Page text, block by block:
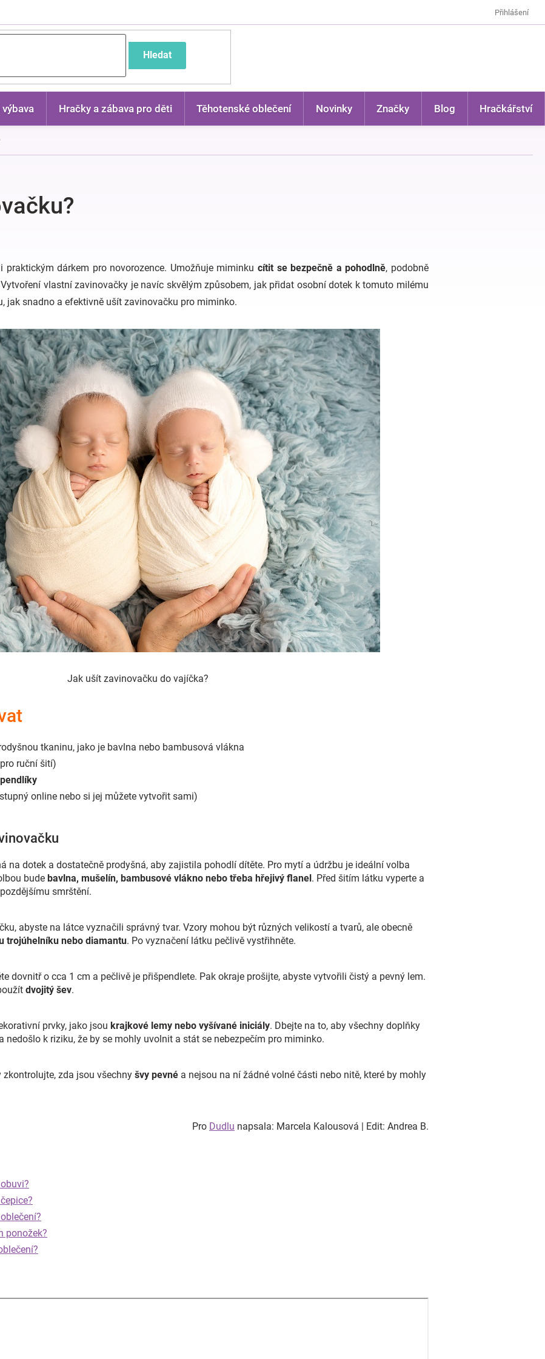
Přihlášení
Hledat
Hračky a zábava pro děti Těhotenské oblečení Novinky Značky Blog Hračkářství
praktickým dárkem pro novorozence. Umožňuje miminkucítit se bezpečně a pohodlně, podobně
vlastní zavinovačky je navíc skvělým způsobem, jak přidat osobní dotek k tomuto milému
jak snadno a efektivně ušít zavinovačku pro miminko.
Jak ušít zavinovačku do vajíčka?
tkaninu, jako je bavlna nebo bambusová vlákna
ruční šití)
online nebo si jej můžete vytvořit sami)
na dotek a dostatečně prodyšná, aby zajistila pohodlí dítěte. Pro mytí a údržbu je ideální volba
bude bavlna, mušelín, bambusové vlákno nebo třeba hřejivý flanel. Před šitím látku vyperte a
smrštění.
abyste na látce vyznačili správný tvar. Vzory mohou být různých velikostí a tvarů, ale obecně
trojúhelníku nebo diamantu. Po vyznačení látku pečlivě vystřihněte.
dovnitř o cca 1 cm a pečlivě je přišpendlete. Pak okraje prošijte, abyste vytvořili čistý a pevný lem.
dvojitý šev.
prvky, jako jsou krajkové lemy nebo vyšívané iniciály. Dbejte na to, aby všechny doplňky
nedošlo k riziku, že by se mohly uvolnit a stát se nebezpečím pro miminko.
zda jsou všechny švy pevné a nejsou na ní žádné volné části nebo nitě, které by mohly
Pro Dudlu napsala: Marcela Kalousová | Edit: Andrea B.
ponožek?